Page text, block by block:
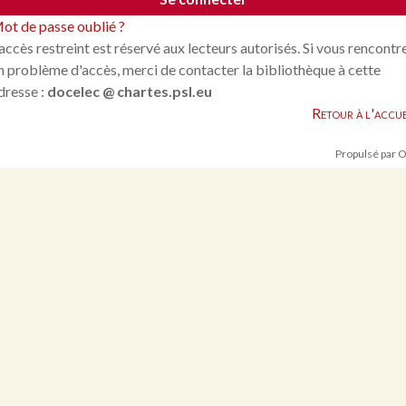
de passe oublié ?
restreint est réservé aux lecteurs autorisés. Si vous
problème d'accès, merci de contacter la bibliothèque à cette
: docelec @ chartes.psl.eu
Retour à
Propulsé par